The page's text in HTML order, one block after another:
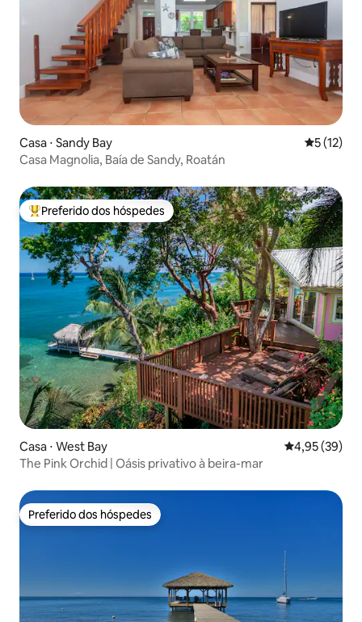
Casa ⋅ Sandy Bay 5 de uma
5 (12)
Casa Magnolia, Baía de Sandy, Roatán
Entre os melhores preferidos dos hóspedes
Preferido dos hóspedes
Casa ⋅ West Bay 4,95 de uma
4,95 (39)
The Pink Orchid | Oásis privativo à beira-mar
Preferido dos hóspedes
Preferido dos hóspedes